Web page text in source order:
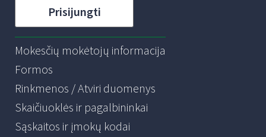
Prisijungti
Mokesčių mokėtojų informacija
Formos
Rinkmenos / Atviri duomenys
Skaičiuoklės ir pagalbininkai
Sąskaitos ir įmokų kodai